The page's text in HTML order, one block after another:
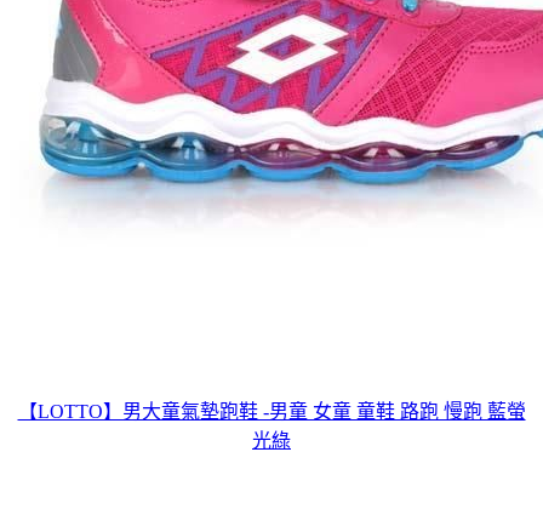
【LOTTO】男大童氣墊跑鞋 -男童 女童 童鞋 路跑 慢跑 藍螢
光綠